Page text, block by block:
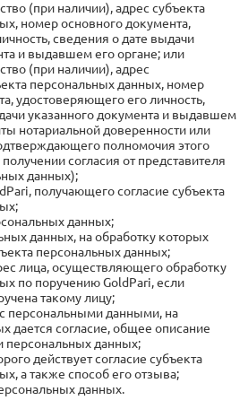
(при наличии), адрес субъекта
номер основного документа,
сведения о дате выдачи
и выдавшем его органе; или
(при наличии), адрес
персональных данных, номер
удостоверяющего его личность,
указанного документа и выдавшем
нотариальной доверенности или
полномочия этого
согласия от представителя
данных);
получающего согласие субъекта
данных;
данных, на обработку которых
персональных данных;
лица, осуществляющего обработку
по поручению GoldPari, если
такому лицу;
персональными данными, на
дается согласие, общее описание
персональных данных;
действует согласие субъекта
а также способ его отзыва;
данных.